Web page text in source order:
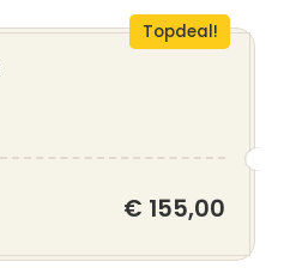
Topdeal!
€ 155,00